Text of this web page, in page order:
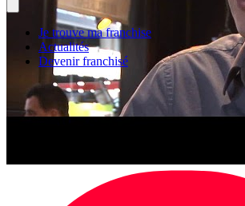
Je trouve ma franchise
Actualités
Devenir franchisé